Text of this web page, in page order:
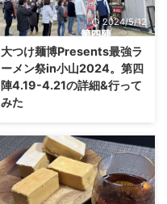
2024/5/12
大つけ麺博Presents最強ラ
ーメン祭in小山2024。第四
陣4.19-4.21の詳細&行って
みた